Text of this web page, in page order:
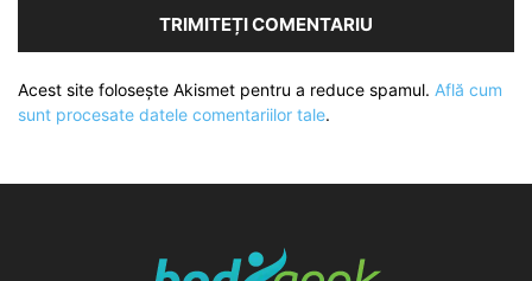
Acest site folosește Akismet pentru a reduce spamul. Află cum
sunt procesate datele comentariilor tale.